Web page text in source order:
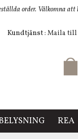
order. Välkomna
Kundtjänst: Maila
REA